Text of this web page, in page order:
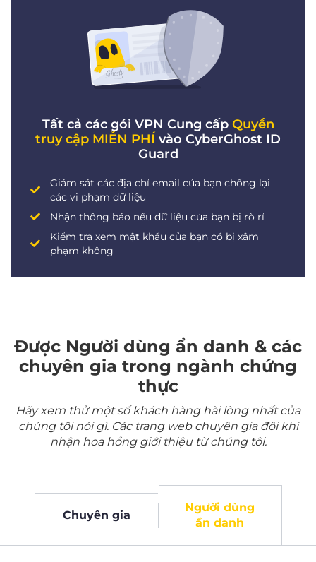
Tất cả các gói VPN Cung cấp Quyền
truy cập MIỄN PHÍ vào CyberGhost ID
Guard
Giám sát các địa chỉ email của bạn chống lại
các vi phạm dữ liệu
Nhận thông báo nếu dữ liệu của bạn bị rò rỉ
Kiểm tra xem mật khẩu của bạn có bị xâm
phạm không
Được Người dùng ẩn danh & các
chuyên gia trong ngành chứng
thực
Hãy xem thử một số khách hàng hài lòng nhất của
chúng tôi nói gì. Các trang web chuyên gia đôi khi
nhận hoa hồng giới thiệu từ chúng tôi.
Chuyên gia
Người dùng
ẩn danh